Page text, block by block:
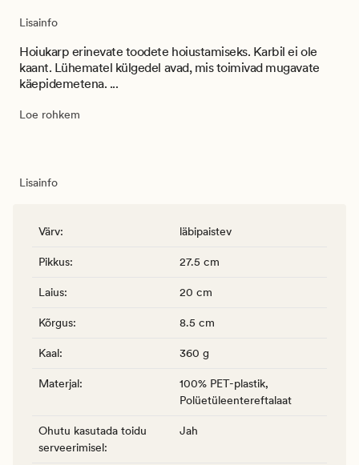
Lisainfo
Hoiukarp erinevate toodete hoiustamiseks. Karbil ei ole
kaant. Lühematel külgedel avad, mis toimivad mugavate
käepidemetena. ...
Loe rohkem
Lisainfo
Värv: läbipaistev
Pikkus: 27.5 cm
Laius: 20 cm
Kõrgus: 8.5 cm
Kaal: 360 g
Materjal:
100% PET-plastik,
Polüetüleentereftalaat
Ohutu kasutada toidu
serveerimisel:
Jah